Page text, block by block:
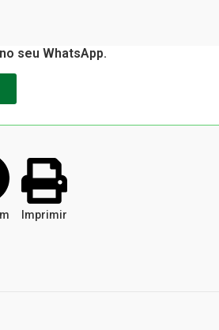
seu WhatsApp.
Imprimir